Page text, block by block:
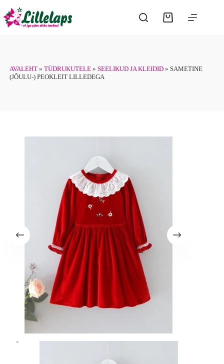
content
multiple
variants.
chosen
Shopping
AVALEHT » TÜDRUKUTELE » SEELIKUD JA KLEIDID » SAMETINE
(JÕULU-) PEOKLEIT LILLEDEGA